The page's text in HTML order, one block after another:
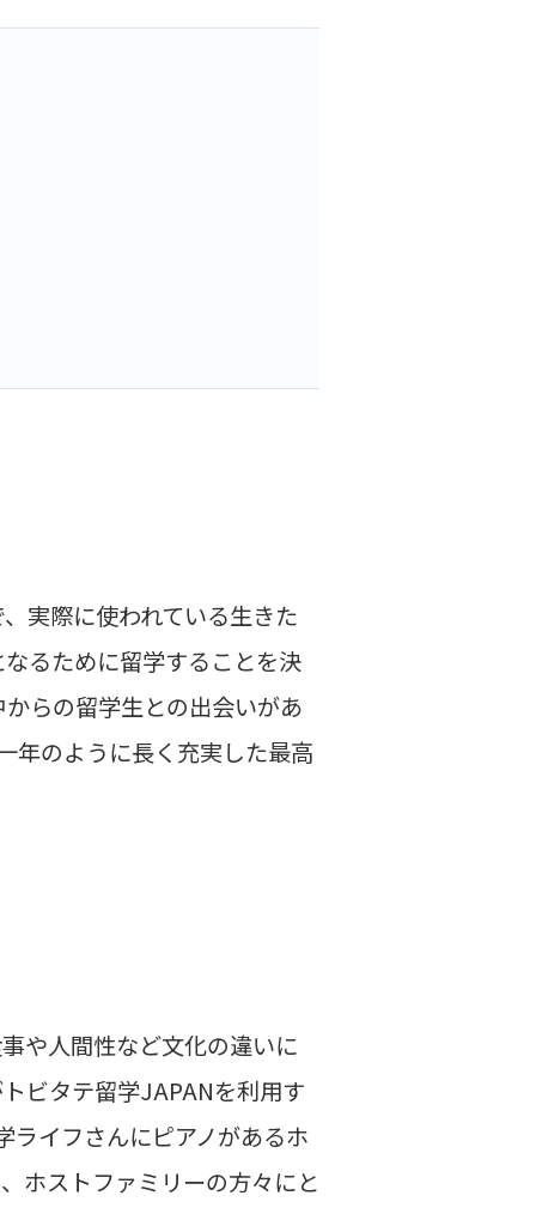
実際に使われている生きた
るために留学することを決
らの留学生との出会いがあ
年のように長く充実した最高
や人間性など文化の違いに
ビタテ留学JAPANを利用す
ライフさんにピアノがあるホ
ホストファミリーの方々にと